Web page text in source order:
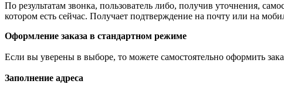
По результатам звонка, пользователь либо, получив уточнения,
котором есть сейчас. Получает подтверждение на почту или на
Оформление заказа в стандартном режиме
Если вы уверены в выборе, то можете самостоятельно оформить
Заполнение адреса